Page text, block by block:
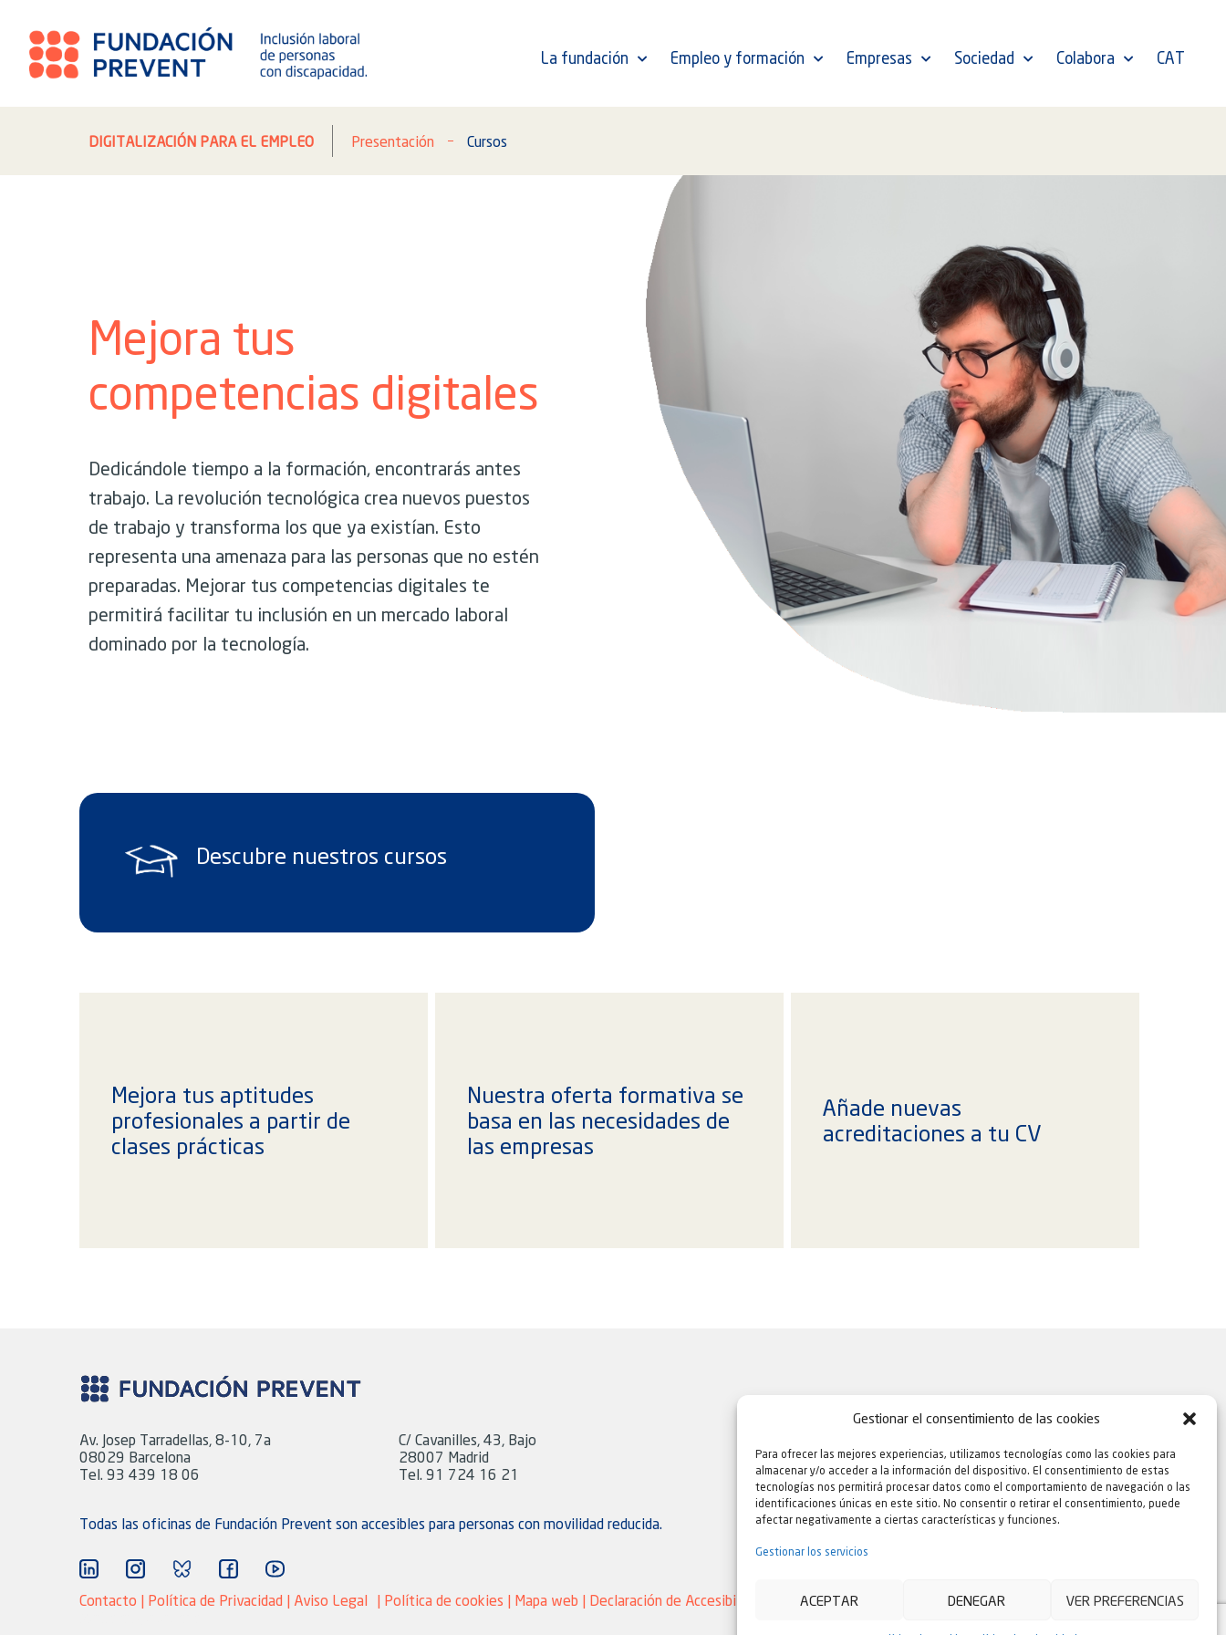
Gestionar el consentimiento de las cookies
Para ofrecer las mejores experiencias, utilizamos tecnologías como las cookies para
almacenar y/o acceder a la información del dispositivo. El consentimiento de estas
tecnologías nos permitirá procesar datos como el comportamiento de navegación o las
identificaciones únicas en este sitio. No consentir o retirar el consentimiento, puede
afectar negativamente a ciertas características y funciones.
Gestionar los servicios
ACEPTAR DENEGAR VER PREFERENCIAS
La fundación Empleo y formación Empresas Sociedad Colabora CAT
DIGITALIZACIÓN PARA EL EMPLEO Presentación Cursos
Mejora tus
competencias digitales
Dedicándole tiempo a la formación, encontrarás antes
trabajo. La revolución tecnológica crea nuevos puestos
de trabajo y transforma los que ya existían. Esto
representa una amenaza para las personas que no estén
preparadas. Mejorar tus competencias digitales te
permitirá facilitar tu inclusión en un mercado laboral
dominado por la tecnología.
Descubre nuestros cursos
Mejora tus aptitudes
profesionales a partir de
clases prácticas
Nuestra oferta formativa se
basa en las necesidades de
las empresas
Añade nuevas
acreditaciones a tu CV
Av. Josep Tarradellas, 8-10, 7a
08029 Barcelona
Tel. 93 439 18 06
C/ Cavanilles, 43, Bajo
28007 Madrid
Tel. 91 724 16 21
Todas las oficinas de Fundación Prevent son accesibles para personas con movilidad reducida.
Contacto | Política de Privacidad | Aviso Legal | Política de cookies | Mapa web | Declaración de Accesibilidad | Quejas y sugerencias Canal de denuncias
Agencia